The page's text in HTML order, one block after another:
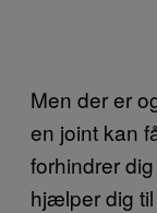
Men der er
en joint kan
forhindrer
hjælper dig